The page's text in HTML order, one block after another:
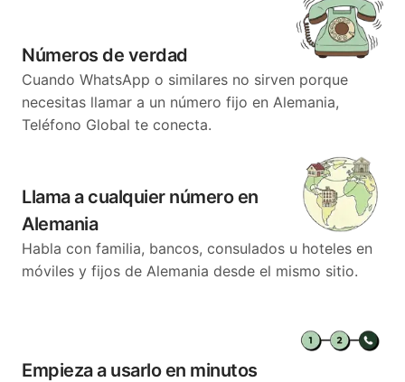
Números de verdad
Cuando WhatsApp o similares no sirven porque
necesitas llamar a un número fijo en Alemania,
Teléfono Global te conecta.
Llama a cualquier número en
Alemania
Habla con familia, bancos, consulados u hoteles en
móviles y fijos de Alemania desde el mismo sitio.
Empieza a usarlo en minutos